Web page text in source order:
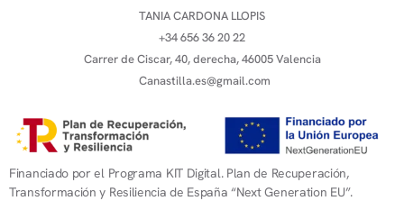
TANIA CARDONA LLOPIS
+34 656 36 20 22
Carrer de Ciscar, 40, derecha, 46005 Valencia
Canastilla.es@gmail.com
Financiado por el Programa KIT Digital. Plan de Recuperación,
Transformación y Resiliencia de España “Next Generation EU”.